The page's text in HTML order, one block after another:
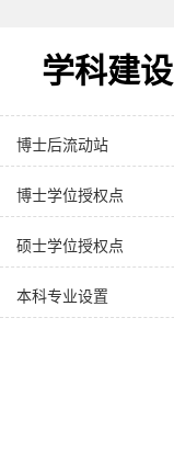
党政领导
学科建设
博士后流动站
博士学位授权点
硕士学位授权点
本科专业设置